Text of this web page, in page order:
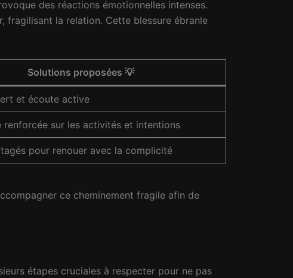
des réactions émotionnelles intenses.
fragilisant la relation. Cette blessure ébranle
Solutions proposées 💡
et écoute active
renforcée sur les activités et intentions
pour renouer avec la complicité
ce cheminement fragile afin de
étapes cruciales à respecter pour ne pas